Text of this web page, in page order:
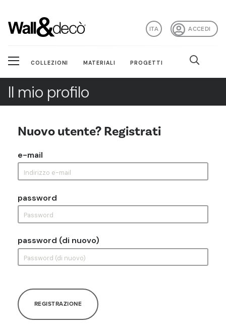
ACCEDI
ITA
COLLEZIONI MATERIALI PROGETTI
Il mio profilo
Nuovo utente? Registrati
e-mail
password
password (di nuovo)
REGISTRAZIONE